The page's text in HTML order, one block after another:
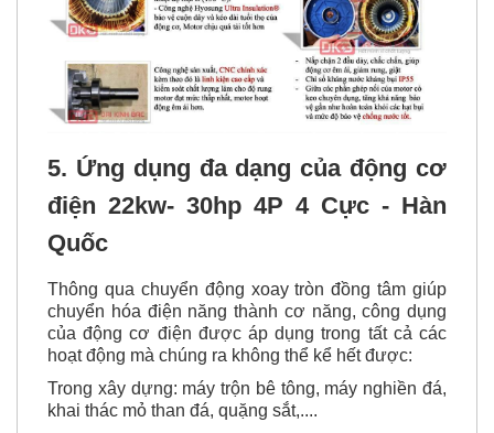
5. Ứng dụng đa dạng của động cơ
điện 22kw- 30hp 4P 4 Cực - Hàn
Quốc
Thông qua chuyển động xoay tròn đồng tâm giúp
chuyển hóa điện năng thành cơ năng, công dụng
của động cơ điện được áp dụng trong tất cả các
hoạt động mà chúng ra không thể kể hết được:
Trong xây dựng: máy trộn bê tông, máy nghiền đá,
khai thác mỏ than đá, quặng sắt,....